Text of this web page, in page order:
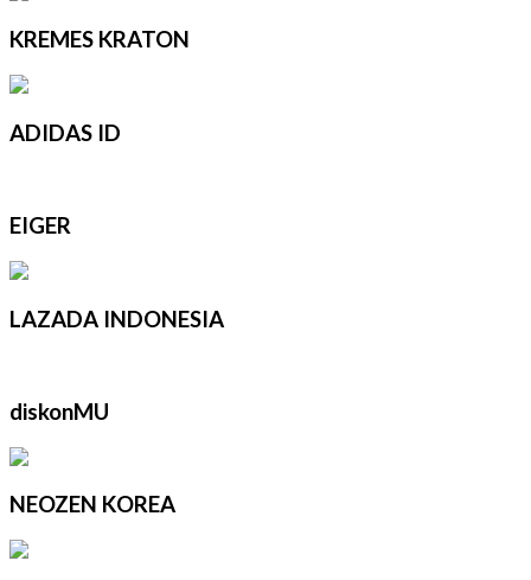
KREMES KRATON
ADIDAS ID
EIGER
LAZADA INDONESIA
diskonMU
NEOZEN KOREA